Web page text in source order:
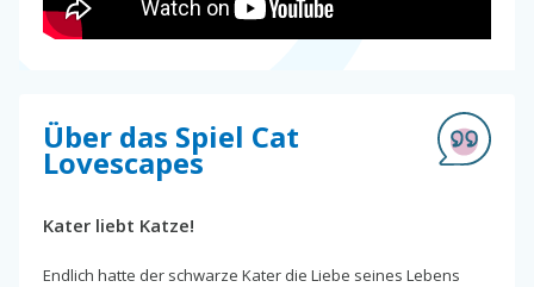
Über das Spiel Cat
Lovescapes
Kater liebt Katze!
Endlich hatte der schwarze Kater die Liebe seines Lebens